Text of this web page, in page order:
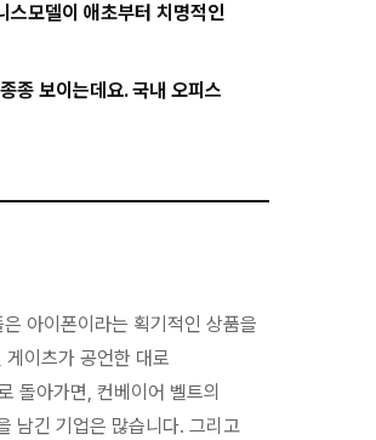
스모델이 애초부터 치명적인
종 보이는데요. 국내 오피스
아이폰이라는 획기적인 상품을
이츠가 공언한 대로
돌아가면, 컨베이어 벨트의
남긴 기업은 많습니다. 그리고